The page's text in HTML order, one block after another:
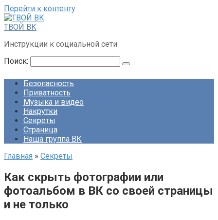
Перейти к контенту
ТВОЙ ВК
Инструкции к социальной сети
Поиск:
Безопасность
Приватность
Музыка и видео
Накрутки
Секреты
Страница
Наша группа ВК
Главная » Секреты
Как скрыть фотографии или
фотоальбом в ВК со своей страницы
и не только